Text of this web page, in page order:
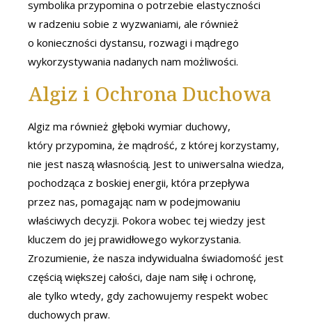
symbolika przypomina o potrzebie elastyczności
w radzeniu sobie z wyzwaniami, ale również
o konieczności dystansu, rozwagi i mądrego
wykorzystywania nadanych nam możliwości.
Algiz i Ochrona Duchowa
Algiz ma również głęboki wymiar duchowy,
który przypomina, że mądrość, z której korzystamy,
nie jest naszą własnością. Jest to uniwersalna wiedza,
pochodząca z boskiej energii, która przepływa
przez nas, pomagając nam w podejmowaniu
właściwych decyzji. Pokora wobec tej wiedzy jest
kluczem do jej prawidłowego wykorzystania.
Zrozumienie, że nasza indywidualna świadomość jest
częścią większej całości, daje nam siłę i ochronę,
ale tylko wtedy, gdy zachowujemy respekt wobec
duchowych praw.